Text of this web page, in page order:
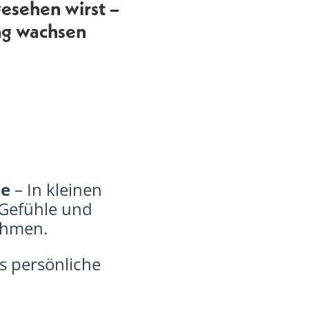
wirst –
wachsen
– In kleinen
und
persönliche